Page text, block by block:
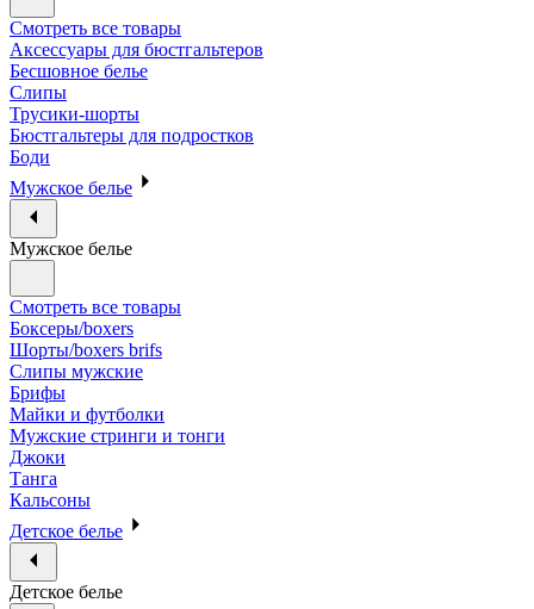
Смотреть все товары
Аксессуары для бюстгальтеров
Бесшовное белье
Слипы
Трусики-шорты
Бюстгальтеры для подростков
Боди
Мужское белье
Мужское белье
Смотреть все товары
Боксеры/boxers
Шорты/boxers brifs
Слипы мужские
Брифы
Майки и футболки
Мужские стринги и тонги
Джоки
Танга
Кальсоны
Детское белье
Детское белье